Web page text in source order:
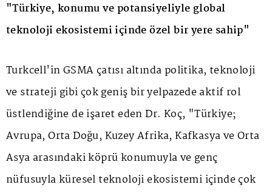
"Türkiye, konumu ve potansiyeliyle global
teknoloji ekosistemi içinde özel bir yere sahip"
Turkcell'in GSMA çatısı altında politika, teknoloji
ve strateji gibi çok geniş bir yelpazede aktif rol
üstlendiğine de işaret eden Dr. Koç, "Türkiye;
Avrupa, Orta Doğu, Kuzey Afrika, Kafkasya ve Orta
Asya arasındaki köprü konumuyla ve genç
nüfusuyla küresel teknoloji ekosistemi içinde çok